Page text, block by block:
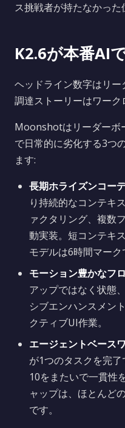
ス挑戦者が持たなかった
K2.6が本番AI
ヘッドライン数字はリ
調達ストーリーはワーク
Moonshotはリーダーボ
で日常的に劣化する3つ
ます:
長期ホライズンコーデ
り持続的なコンテキ
ァクタリング、複数
動実装。短コンテキ
モデルは6時間マーク
モーション豊かなフ
アップではなく状態
シブエンハンスメン
クティブUI作業。
エージェントベース
が1つのタスクを完
10をまたいで一貫性
ャップは、ほとんど
です。